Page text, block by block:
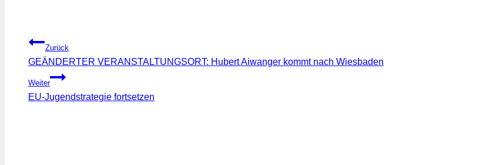
Beitragsnavigation
Zurück
GEÄNDERTER VERANSTALTUNGSORT: Hubert Aiwanger kommt nach Wiesbaden
Weiter
EU-Jugendstrategie fortsetzen